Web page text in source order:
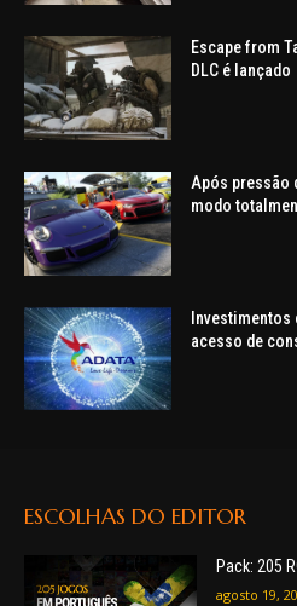
Escape from
DLC é lançado
Após pressão
modo
Investimentos
acesso de
ESCOLHAS DO EDITOR
Pack: 205
agosto 19,